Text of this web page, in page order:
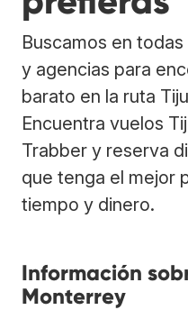
Buscamos en
y agencias para
barato en la ruta
Encuentra vuelos
Trabber y reserva
que tenga el mejor
tiempo y dinero.
Información
Monterrey